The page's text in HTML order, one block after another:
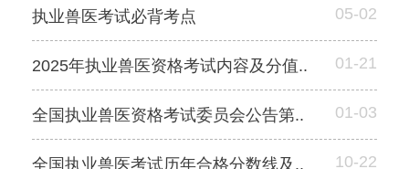
执业兽医考试必背考点 05-02
2025年执业兽医资格考试内容及分值.. 01-21
全国执业兽医资格考试委员会公告第.. 01-03
全国执业兽医考试历年合格分数线及.. 10-22